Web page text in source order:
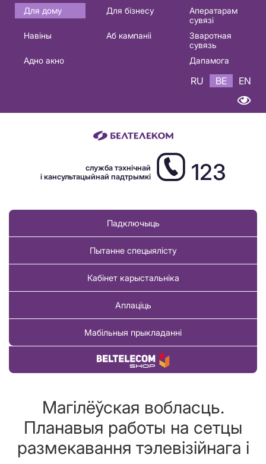
Основная
навигация
Для дому Для бізнесу
Аператарам
сувязі
Навіны
Аб кампаніі
Зваротная
сувязь
Адно акно
Дапамога
RU BE EN
служба тэхнічнай
і кансультацыйнай падтрымкі
123
Падключыць
Пытанне спецыялісту
Кабінет карыстальніка
Аплаціць
Мабільныя прыкладанні
Купіць тавар
Магілёўская вобласць.
Планавыя работы на сетцы
размекавання тэлевізійнага і